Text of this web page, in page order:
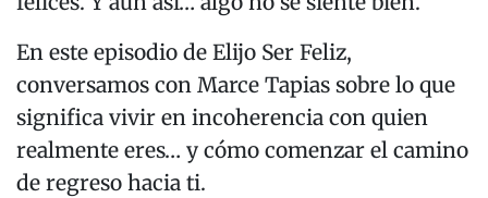
En este episodio de Elijo Ser Feliz,
conversamos con Marce Tapias sobre lo que
significa vivir en incoherencia con quien
realmente eres… y cómo comenzar el camino
de regreso hacia ti.